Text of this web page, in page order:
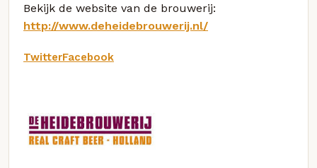
Bekijk de website van de brouwerij:
http://www.deheidebrouwerij.nl/
TwitterFacebook